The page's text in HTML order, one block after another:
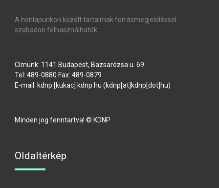
A honlapunkon közölt tartalmak forrásmegjelöléssel
szabadon felhasználhatók.
Címünk: 1141 Budapest, Bazsarózsa u. 69.
Tel: 489-0880 Fax: 489-0879
E-mail: kdnp [kukac] kdnp.hu (kdnp[at]kdnp[dot]hu)
Minden jog fenntartva! © KDNP
Oldaltérkép